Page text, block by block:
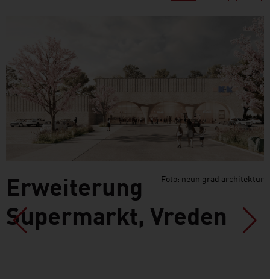
Foto: neun grad architektur
Erweiterung
Supermarkt, Vreden